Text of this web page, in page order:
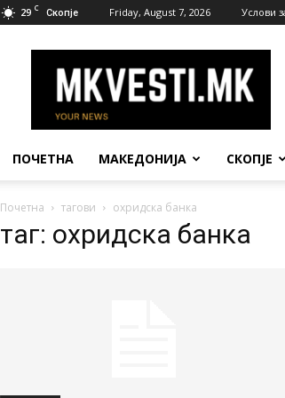
29 C Скопје Friday, August 7, 2026 Услови
Вести
ПОЧЕТНА МАКЕДОНИЈА СКОПЈЕ
Почетна тагови охридска банка
таг: охридска банка